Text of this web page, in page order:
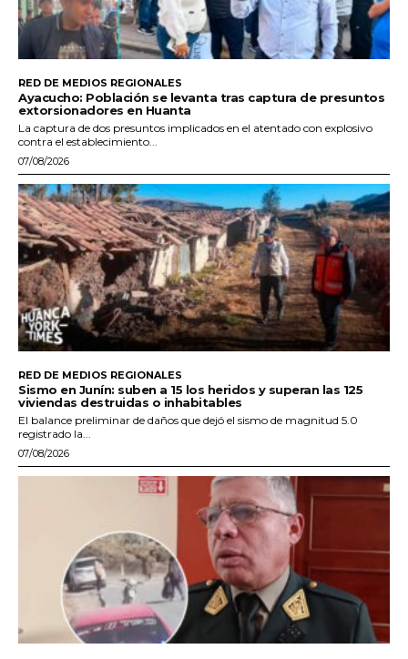
RED DE MEDIOS REGIONALES
Ayacucho: Población se levanta tras captura de presuntos
extorsionadores en Huanta
La captura de dos presuntos implicados en el atentado con explosivo
contra el establecimiento...
07/08/2026
RED DE MEDIOS REGIONALES
Sismo en Junín: suben a 15 los heridos y superan las 125
viviendas destruidas o inhabitables
El balance preliminar de daños que dejó el sismo de magnitud 5.0
registrado la...
07/08/2026